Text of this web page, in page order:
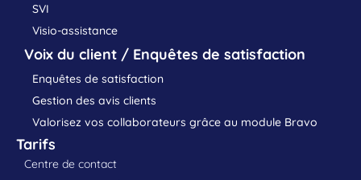
SVI
Visio-assistance
Voix du client / Enquêtes de satisfaction
Enquêtes de satisfaction
Gestion des avis clients
Valorisez vos collaborateurs grâce au module Bravo
Tarifs
Centre de contact